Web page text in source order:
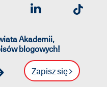
Akademii,
blogowych!
Zapisz się